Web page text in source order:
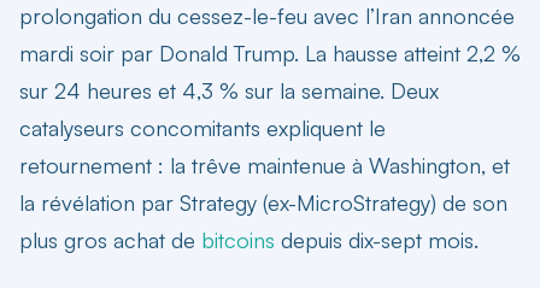
prolongation du cessez-le-feu avec l’Iran annoncée
mardi soir par Donald Trump. La hausse atteint 2,2 %
sur 24 heures et 4,3 % sur la semaine. Deux
catalyseurs concomitants expliquent le
retournement : la trêve maintenue à Washington, et
la révélation par Strategy (ex-MicroStrategy) de son
plus gros achat de bitcoins depuis dix-sept mois.